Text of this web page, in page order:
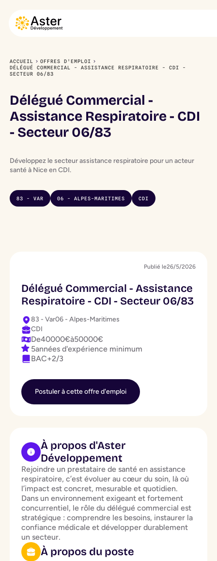
ACCUEIL
OFFRES D'EMPLOI
DÉLÉGUÉ COMMERCIAL - ASSISTANCE RESPIRATOIRE - CDI -
SECTEUR 06/83
Délégué Commercial -
Assistance Respiratoire - CDI
- Secteur 06/83
Développez le secteur assistance respiratoire pour un acteur
santé à Nice en CDI.
83 - VAR 06 - ALPES-MARITIMES CDI
À propos d'Aster
Développement
Rejoindre un prestataire de santé en assistance
respiratoire, c’est évoluer au cœur du soin, là où
l’impact est concret, mesurable et quotidien.
Dans un environnement exigeant et fortement
concurrentiel, le rôle du délégué commercial est
stratégique : comprendre les besoins, instaurer la
confiance médicale et développer durablement
un secteur.
À propos du poste
Publié le26/5/2026
Délégué Commercial - Assistance
Respiratoire - CDI - Secteur 06/83
83 - Var06 - Alpes-Maritimes
CDI
De40000€à50000€
5années d'expérience minimum
BAC+2/3
Postuler à cette offre d'emploi